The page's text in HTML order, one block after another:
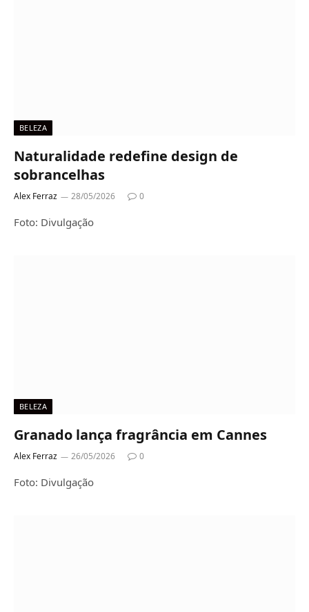
BELEZA
Naturalidade redefine design de
sobrancelhas
Alex Ferraz 28/05/2026 0
Foto: Divulgação
BELEZA
Granado lança fragrância em Cannes
Alex Ferraz 26/05/2026 0
Foto: Divulgação